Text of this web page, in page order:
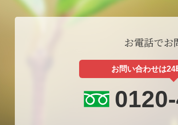
お電話でお
お問い合わせは